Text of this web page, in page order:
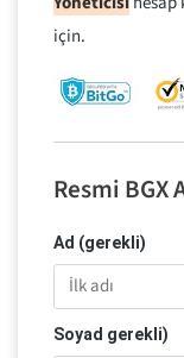
için.
Resmi BGX
Ad (gerekli)
Soyad gerekli)